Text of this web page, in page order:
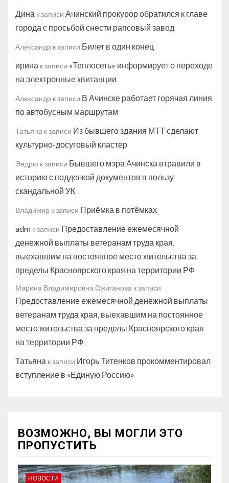
Дина к записи Ачинский прокурор обратился к главе
города с просьбой снести рапсовый завод
Александр к записи Билет в один конец
ирина к записи «Теплосеть» информирует о переходе
на электронные квитанции
Александр к записи В Ачинске работает горячая линия
по автобусным маршрутам
Татьяна к записи Из бывшего здания МТТ сделают
культурно-досуговый кластер
Эндрю к записи Бывшего мэра Ачинска втравили в
историю с подделкой документов в пользу
скандальной УК
Владимир к записи Приёмка в потёмках
adm к записи Предоставление ежемесячной
денежной выплаты ветеранам труда края,
выехавшим на постоянное место жительства за
пределы Красноярского края на территории РФ
Марина Владимировна Ожиганова к записи
Предоставление ежемесячной денежной выплаты
ветеранам труда края, выехавшим на постоянное
место жительства за пределы Красноярского края
на территории РФ
Татьяна к записи Игорь Титенков прокомментировал
вступление в «Единую Россию»
ВОЗМОЖНО, ВЫ МОГЛИ ЭТО
ПРОПУСТИТЬ
НОВОСТИ